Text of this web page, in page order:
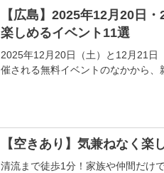
【広島】2025年12月20日
楽しめるイベント11選
2025年12月20日（土）と12月21日
催される無料イベントのなかから、
【空きあり】気兼ねなく楽
清流まで徒歩1分！家族や仲間だけ